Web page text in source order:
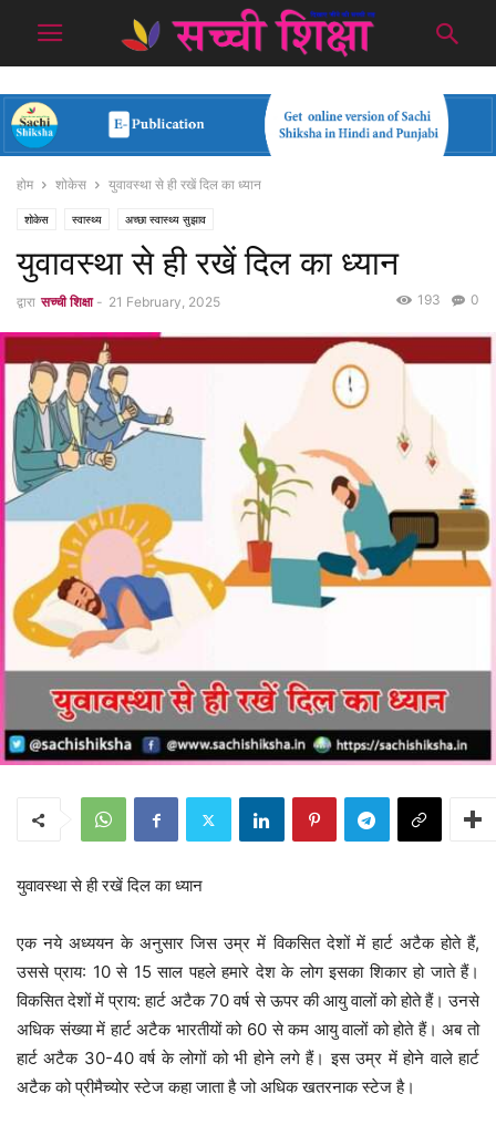
होम शोकेस युवावस्था से ही रखें दिल का ध्यान
शोकेस स्वास्थ्य अच्छा स्वास्थ्य सुझाव
युवावस्था से ही रखें दिल का ध्यान
द्वारा सच्ची शिक्षा - 21 February, 2025 0
193
युवावस्था से ही रखें दिल का ध्यान
एक नये अध्ययन के अनुसार जिस उम्र में विकसित देशों में हार्ट अटैक होते हैं,
उससे प्राय: 10 से 15 साल पहले हमारे देश के लोग इसका शिकार हो जाते हैं।
विकसित देशों में प्राय: हार्ट अटैक 70 वर्ष से ऊपर की आयु वालों को होते हैं। उनसे
अधिक संख्या में हार्ट अटैक भारतीयों को 60 से कम आयु वालों को होते हैं। अब तो
हार्ट अटैक 30-40 वर्ष के लोगों को भी होने लगे हैं। इस उम्र में होने वाले हार्ट
अटैक को प्रीमैच्योर स्टेज कहा जाता है जो अधिक खतरनाक स्टेज है।